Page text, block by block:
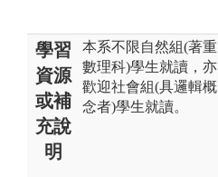
學習
資源
或補
充說
明
本系不限自然組(著重
數理科)學生就讀，亦
歡迎社會組(具邏輯概
念者)學生就讀。